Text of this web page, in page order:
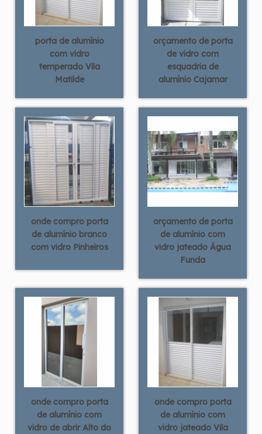
porta de alumínio
com vidro
temperado Vila
Matilde
orçamento de porta
de vidro com
esquadria de
alumínio Cajamar
onde compro porta
de alumínio branco
com vidro Pinheiros
orçamento de porta
de alumínio com
vidro jateado Água
Funda
onde compro porta
de alumínio com
vidro de abrir Alto do
onde compro porta
de alumínio com
vidro jateado Vila